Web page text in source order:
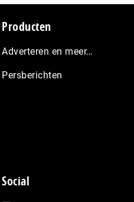
Producten
Adverteren en meer…
Persberichten
Social